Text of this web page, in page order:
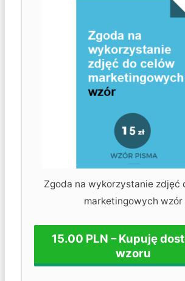
Zgoda na wykorzystanie zdjęć
marketingowych wzór
15.00 PLN – Kupuję
wzoru